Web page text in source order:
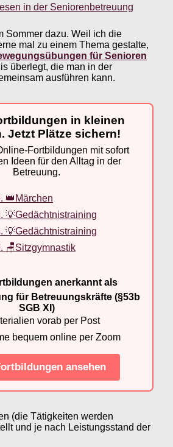
in der Seniorenbetreuung
Sommer dazu. Weil ich die
mal zu einem Thema gestalte,
für Senioren
überlegt, die man in der
ausführen kann.
in kleinen
Jetzt Plätze sichern!
Fortbildungen mit sofort
Ideen für den Alltag in der
Betreuung.
👑Märchen
💡Gedächtnistraining
💡Gedächtnistraining
🪑Sitzgymnastik
anerkannt als
für Betreuungskräfte (§53b
SGB XI)
vorab per Post
bequem online per Zoom
ansehen
(die Tätigkeiten werden
und je nach Leistungsstand der